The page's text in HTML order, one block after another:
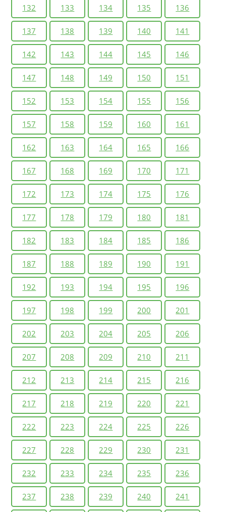
132 133 134 135 136
137 138 139 140 141
142 143 144 145 146
147 148 149 150 151
152 153 154 155 156
157 158 159 160 161
162 163 164 165 166
167 168 169 170 171
172 173 174 175 176
177 178 179 180 181
182 183 184 185 186
187 188 189 190 191
192 193 194 195 196
197 198 199 200 201
202 203 204 205 206
207 208 209 210 211
212 213 214 215 216
217 218 219 220 221
222 223 224 225 226
227 228 229 230 231
232 233 234 235 236
237 238 239 240 241